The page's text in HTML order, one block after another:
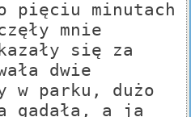
pięciu minutach
mnie
się za
dwie
w parku, dużo
gadała, a ja